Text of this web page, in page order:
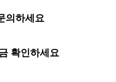
의하세요
확인하세요